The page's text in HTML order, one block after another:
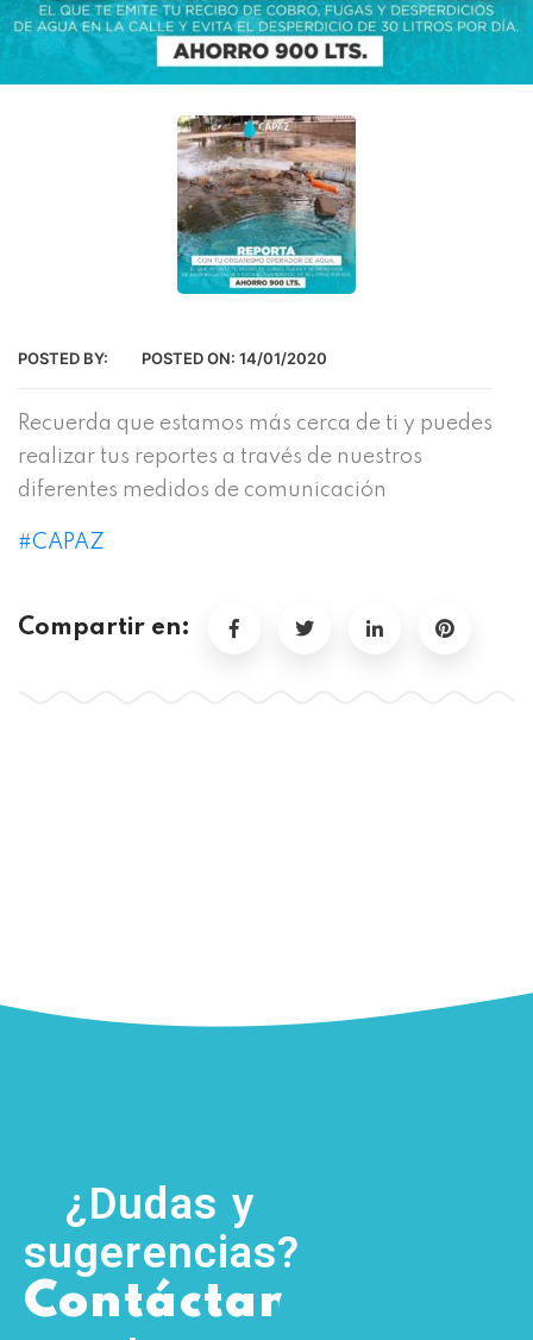
POSTED BY: POSTED ON: 14/01/2020
Recuerda que estamos más cerca de ti y puedes
realizar tus reportes a través de nuestros
diferentes medidos de comunicación
#CAPAZ
Compartir en:
¿Dudas y
sugerencias?
Contáctanos